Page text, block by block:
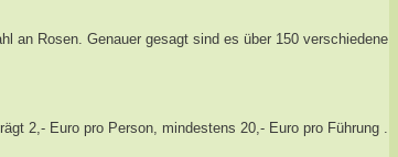
an Rosen. Genauer gesagt sind es über 150 verschiedene
2,- Euro pro Person, mindestens 20,- Euro pro Führung .